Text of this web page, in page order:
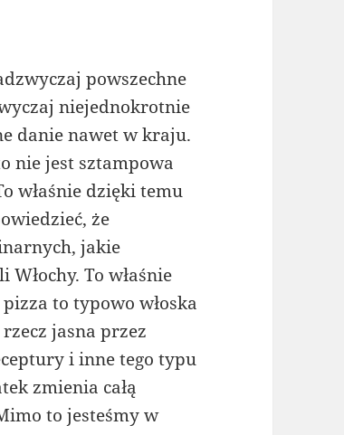
powszechne
niejednokrotnie
danie nawet w kraju.
nie jest sztampowa
właśnie dzięki temu
że
jakie
To właśnie
to typowo włoska
jasna przez
i inne tego typu
zmienia całą
to jesteśmy w